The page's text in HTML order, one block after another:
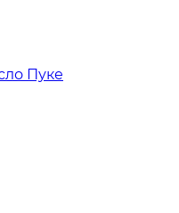
Пуке